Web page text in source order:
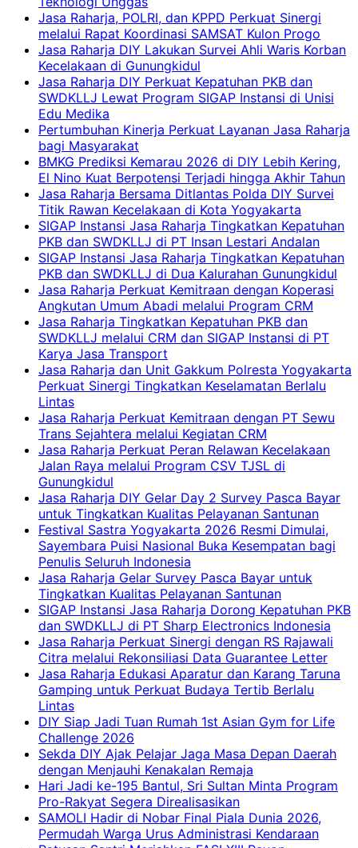
Jasa Raharja, POLRI, dan KPPD Perkuat Sinergi
melalui Rapat Koordinasi SAMSAT Kulon Progo
Jasa Raharja DIY Lakukan Survei Ahli Waris Korban
Kecelakaan di Gunungkidul
Jasa Raharja DIY Perkuat Kepatuhan PKB dan
SWDKLLJ Lewat Program SIGAP Instansi di Unisi
Edu Medika
Pertumbuhan Kinerja Perkuat Layanan Jasa Raharja
bagi Masyarakat
BMKG Prediksi Kemarau 2026 di DIY Lebih Kering,
El Nino Kuat Berpotensi Terjadi hingga Akhir Tahun
Jasa Raharja Bersama Ditlantas Polda DIY Survei
Titik Rawan Kecelakaan di Kota Yogyakarta
SIGAP Instansi Jasa Raharja Tingkatkan Kepatuhan
PKB dan SWDKLLJ di PT Insan Lestari Andalan
SIGAP Instansi Jasa Raharja Tingkatkan Kepatuhan
PKB dan SWDKLLJ di Dua Kalurahan Gunungkidul
Jasa Raharja Perkuat Kemitraan dengan Koperasi
Angkutan Umum Abadi melalui Program CRM
Jasa Raharja Tingkatkan Kepatuhan PKB dan
SWDKLLJ melalui CRM dan SIGAP Instansi di PT
Karya Jasa Transport
Jasa Raharja dan Unit Gakkum Polresta Yogyakarta
Perkuat Sinergi Tingkatkan Keselamatan Berlalu
Lintas
Jasa Raharja Perkuat Kemitraan dengan PT Sewu
Trans Sejahtera melalui Kegiatan CRM
Jasa Raharja Perkuat Peran Relawan Kecelakaan
Jalan Raya melalui Program CSV TJSL di
Gunungkidul
Jasa Raharja DIY Gelar Day 2 Survey Pasca Bayar
untuk Tingkatkan Kualitas Pelayanan Santunan
Festival Sastra Yogyakarta 2026 Resmi Dimulai,
Sayembara Puisi Nasional Buka Kesempatan bagi
Penulis Seluruh Indonesia
Jasa Raharja Gelar Survey Pasca Bayar untuk
Tingkatkan Kualitas Pelayanan Santunan
SIGAP Instansi Jasa Raharja Dorong Kepatuhan PKB
dan SWDKLLJ di PT Sharp Electronics Indonesia
Jasa Raharja Perkuat Sinergi dengan RS Rajawali
Citra melalui Rekonsiliasi Data Guarantee Letter
Jasa Raharja Edukasi Aparatur dan Karang Taruna
Gamping untuk Perkuat Budaya Tertib Berlalu
Lintas
DIY Siap Jadi Tuan Rumah 1st Asian Gym for Life
Challenge 2026
Sekda DIY Ajak Pelajar Jaga Masa Depan Daerah
dengan Menjauhi Kenakalan Remaja
Hari Jadi ke-195 Bantul, Sri Sultan Minta Program
Pro-Rakyat Segera Direalisasikan
SAMOLI Hadir di Nobar Final Piala Dunia 2026,
Permudah Warga Urus Administrasi Kendaraan